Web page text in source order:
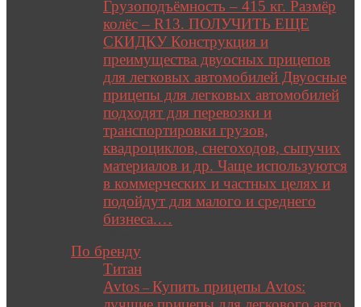
Грузоподъёмность – 415 кг. Размёр
колёс – R13. ПОЛУЧИТЬ ЕЩЕ
СКИДКУ Конструкция и
преимущества двуосных прицепов
для легковых автомобилей Двуосные
прицепы для легковых автомобилей
подходят для перевозки и
транспортировки грузов,
квадроциклов, снегоходов, сыпучих
материалов и др. Чаще используются
в коммерческих и частных целях и
подойдут для малого и среднего
бизнеса.…
По бренду
Титан
Avtos – Купить прицепы Avtos: